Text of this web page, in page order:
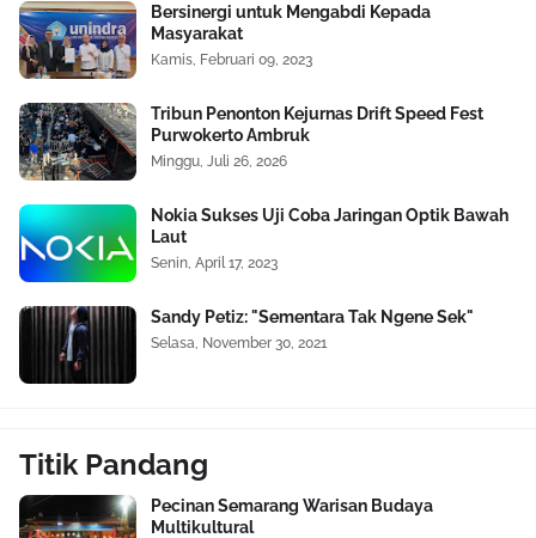
Bersinergi untuk Mengabdi Kepada
Masyarakat
Kamis, Februari 09, 2023
Tribun Penonton Kejurnas Drift Speed Fest
Purwokerto Ambruk
Minggu, Juli 26, 2026
Nokia Sukses Uji Coba Jaringan Optik Bawah
Laut
Senin, April 17, 2023
Sandy Petiz: "Sementara Tak Ngene Sek"
Selasa, November 30, 2021
Titik Pandang
Pecinan Semarang Warisan Budaya
Multikultural